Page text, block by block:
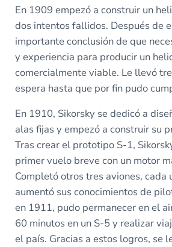
En 1909 empezó a construir un
dos intentos fallidos. Después de
importante conclusión de que
y experiencia para producir un
comercialmente viable. Le llevó
espera hasta que por fin pudo
En 1910, Sikorsky se dedicó a
alas fijas y empezó a construir su
Tras crear el prototipo S-1,
primer vuelo breve con un motor
Completó otros tres aviones, cada
aumentó sus conocimientos de
en 1911, pudo permanecer en el
60 minutos en un S-5 y realizar
el país. Gracias a estos logros, se